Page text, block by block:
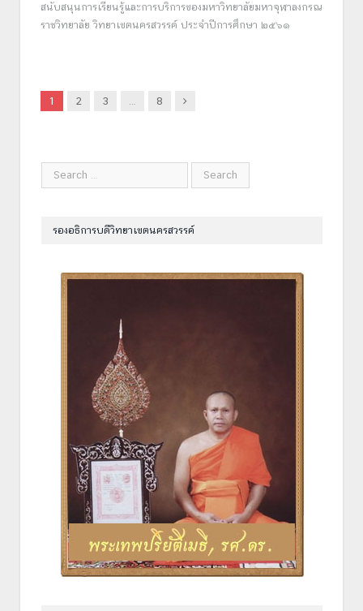
สนับสนุนการเรียนรู้และการบริการของมหาวิทยาลัยมหาจุฬาลงกรณ
ราชวิทยาลัย วิทยาเขตนครสวรรค์ ประจำปีการศึกษา ๒๕๖๑
1 2 3 … 8 Next
รองอธิการบดีวิทยาเขตนครสวรรค์